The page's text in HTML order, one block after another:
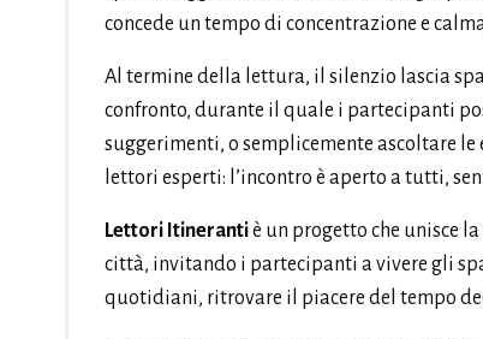
concede un tempo di concentrazione e
Al termine della lettura, il silenzio lascia
confronto, durante il quale i partecipanti
suggerimenti, o semplicemente ascoltare le
lettori esperti: l’incontro è aperto a tutti,
Lettori Itinerantiè un progetto che unisce
città, invitando i partecipanti a vivere gli
quotidiani, ritrovare il piacere del tempo